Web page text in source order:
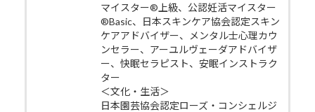
マイスター®上級、公認妊活マイスター
®Basic、日本スキンケア協会認定スキン
ケアアドバイザー、メンタル士心理カウ
ンセラー、アーユルヴェーダアドバイザ
ー、快眠セラピスト、安眠インストラク
ター
＜文化・生活＞
日本園芸協会認定ローズ・コンシェルジ